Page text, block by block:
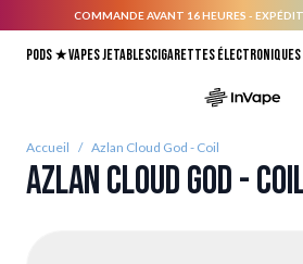
COMMANDE AVANT 16 HEURES -
Pods ★Vapes jetablesCigarettes électroniques
Accueil / Azlan Cloud God - Coil
Azlan Cloud God -